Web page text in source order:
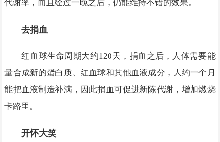
代谢率，而且经过一晚之后，仍能维持不错的效果。
去捐血
红血球生命周期大约120天，捐血之后，人体需要能
量合成新的蛋白质、红血球和其他血液成分，大约一个月
能把血液制造补满，因此捐血可促进新陈代谢，增加燃烧
卡路里。
开怀大笑